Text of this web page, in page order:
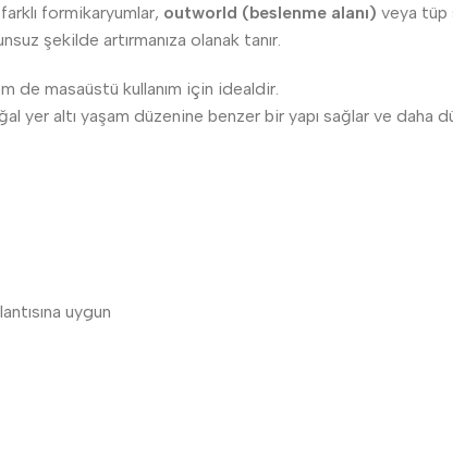
formikaryumlar, outworld (beslenme alanı) veya tüp
şekilde artırmanıza olanak tanır.
de masaüstü kullanım için idealdir.
yer altı yaşam düzenine benzer bir yapı sağlar ve
uygun